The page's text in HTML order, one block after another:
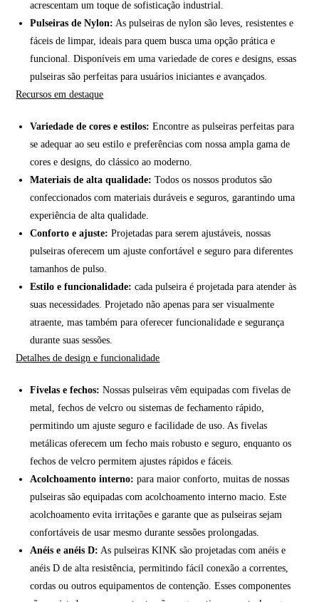
acrescentam um toque de sofisticação industrial.
Pulseiras de Nylon: As pulseiras de nylon são leves, resistentes e
fáceis de limpar, ideais para quem busca uma opção prática e
funcional. Disponíveis em uma variedade de cores e designs, essas
pulseiras são perfeitas para usuários iniciantes e avançados.
Recursos em destaque
Variedade de cores e estilos: Encontre as pulseiras perfeitas para
se adequar ao seu estilo e preferências com nossa ampla gama de
cores e designs, do clássico ao moderno.
Materiais de alta qualidade: Todos os nossos produtos são
confeccionados com materiais duráveis e seguros, garantindo uma
experiência de alta qualidade.
Conforto e ajuste: Projetadas para serem ajustáveis, nossas
pulseiras oferecem um ajuste confortável e seguro para diferentes
tamanhos de pulso.
Estilo e funcionalidade: cada pulseira é projetada para atender às
suas necessidades. Projetado não apenas para ser visualmente
atraente, mas também para oferecer funcionalidade e segurança
durante suas sessões.
Detalhes de design e funcionalidade
Fivelas e fechos: Nossas pulseiras vêm equipadas com fivelas de
metal, fechos de velcro ou sistemas de fechamento rápido,
permitindo um ajuste seguro e facilidade de uso. As fivelas
metálicas oferecem um fecho mais robusto e seguro, enquanto os
fechos de velcro permitem ajustes rápidos e fáceis.
Acolchoamento interno: para maior conforto, muitas de nossas
pulseiras são equipadas com acolchoamento interno macio. Este
acolchoamento evita irritações e garante que as pulseiras sejam
confortáveis de usar mesmo durante sessões prolongadas.
Anéis e anéis D: As pulseiras KINK são projetadas com anéis e
anéis D de alta resistência, permitindo fácil conexão a correntes,
cordas ou outros equipamentos de contenção. Esses componentes